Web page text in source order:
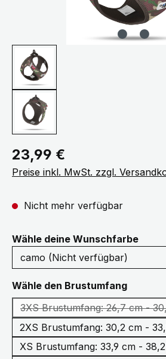
Regulärer Preis:
23,99 €
Preise inkl. MwSt. zzgl.
Nicht mehr verfügbar
Wähle deine Wunschfarbe
Wähle den Brustumfang
3XS
(Diese Option
2XS Brustumfang: 30,2 cm -
XS Brustumfang: 33,9 cm -